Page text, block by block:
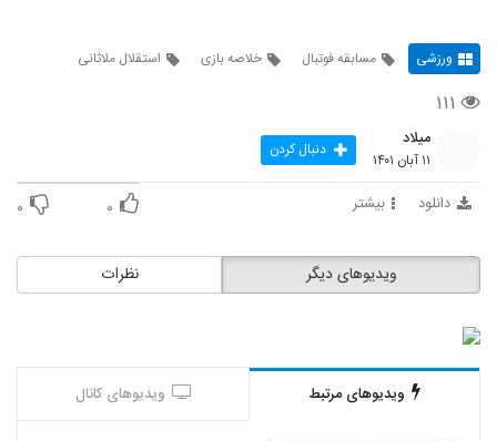
ورزشی مسابقه فوتبال خلاصه بازی استقلال ملاثانی
۱۱۱
میلاد
۱۱ آبان ۱۴۰۱ دنبال کردن
دانلود بیشتر ۰ ۰
نظرات ویدیوهای دیگر
ویدیوهای مرتبط ویدیوهای کانال